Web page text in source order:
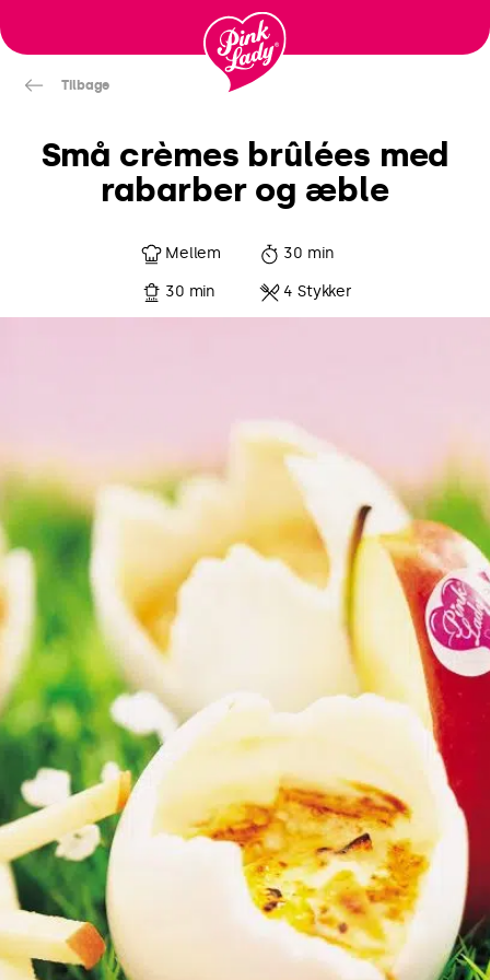
indhold
Tilbage
Små crèmes brûlées med
rabarber og æble
Mellem 30 min
30 min 4 Stykker